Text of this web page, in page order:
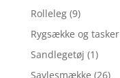
Rolleleg (9)
Rygsække og tasker
Sandlegetøj (1)
Savlesmække (26)